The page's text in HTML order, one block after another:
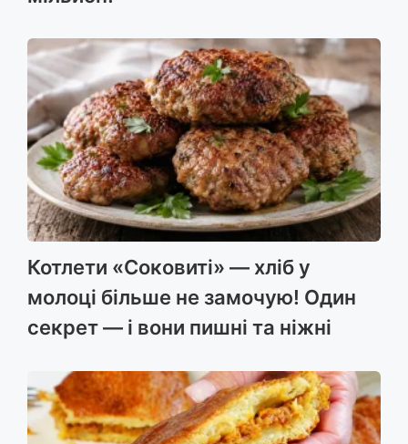
Котлети «Соковиті» — хліб у
молоці більше не замочую! Один
секрет — і вони пишні та ніжні